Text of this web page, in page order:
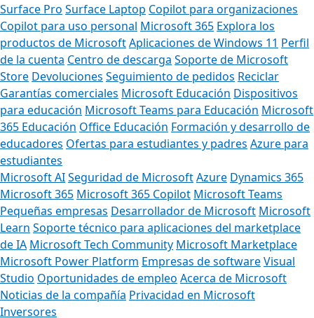
Surface Pro Surface Laptop Copilot para organizaciones
Copilot para uso personal Microsoft 365 Explora los
productos de MicrosoftAplicaciones de Windows 11 Perfil
de la cuenta Centro de descarga Soporte de Microsoft
Store Devoluciones Seguimiento de pedidos Reciclar
Garantías comerciales Microsoft Educación Dispositivos
para educación Microsoft Teams para Educación Microsoft
365 Educación Office Educación Formación y desarrollo de
educadores Ofertas para estudiantes y padres Azure para
estudiantes
Microsoft AISeguridad de MicrosoftAzure Dynamics 365
Microsoft 365 Microsoft 365 Copilot Microsoft Teams
Pequeñas empresas Desarrollador de Microsoft Microsoft
Learn Soporte técnico para aplicaciones del marketplace
de IA Microsoft Tech Community Microsoft Marketplace
Microsoft Power Platform Empresas de softwareVisual
Studio Oportunidades de empleo Acerca de Microsoft
Noticias de la compañía Privacidad en Microsoft
Inversores